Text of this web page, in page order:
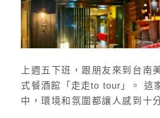
上週五下班，跟朋友來到台南
式餐酒館「走走to tour」。 這
中，環境和氛圍都讓人感到十